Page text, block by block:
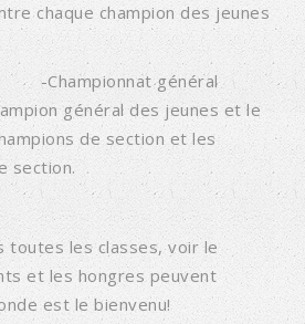
chaque champion des jeunes
général
général des jeunes et le
de section et les
section.
toutes les classes, voir le
et les hongres peuvent
est le bienvenu!